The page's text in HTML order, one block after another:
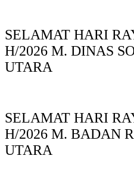
SELAMAT HARI
H/2026 M. DINAS
UTARA
SELAMAT HARI
H/2026 M. BADAN
UTARA